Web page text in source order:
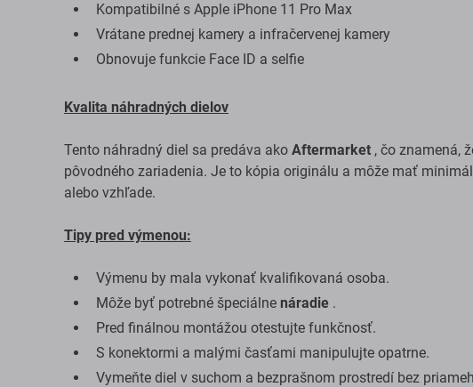
Kompatibilné s Apple iPhone 11 Pro Max
Vrátane prednej kamery a infračervenej kamery
Obnovuje funkcie Face ID a selfie
Kvalita náhradných dielov
Tento náhradný diel sa predáva ako Aftermarket , čo znamená,
pôvodného zariadenia. Je to kópia originálu a môže mať
alebo vzhľade.
Tipy pred výmenou:
Výmenu by mala vykonať kvalifikovaná osoba.
Môže byť potrebné špeciálne náradie .
Pred finálnou montážou otestujte funkčnosť.
S konektormi a malými časťami manipulujte opatrne.
Vymeňte diel v suchom a bezprašnom prostredí bez